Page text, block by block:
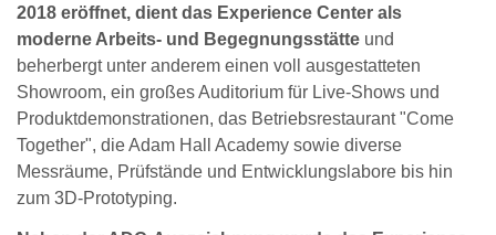
2018 eröffnet, dient das Experience Center als
moderne Arbeits- und Begegnungsstätte und
beherbergt unter anderem einen voll ausgestatteten
Showroom, ein großes Auditorium für Live-Shows und
Produktdemonstrationen, das Betriebsrestaurant "Come
Together", die Adam Hall Academy sowie diverse
Messräume, Prüfstände und Entwicklungslabore bis hin
zum 3D-Prototyping.